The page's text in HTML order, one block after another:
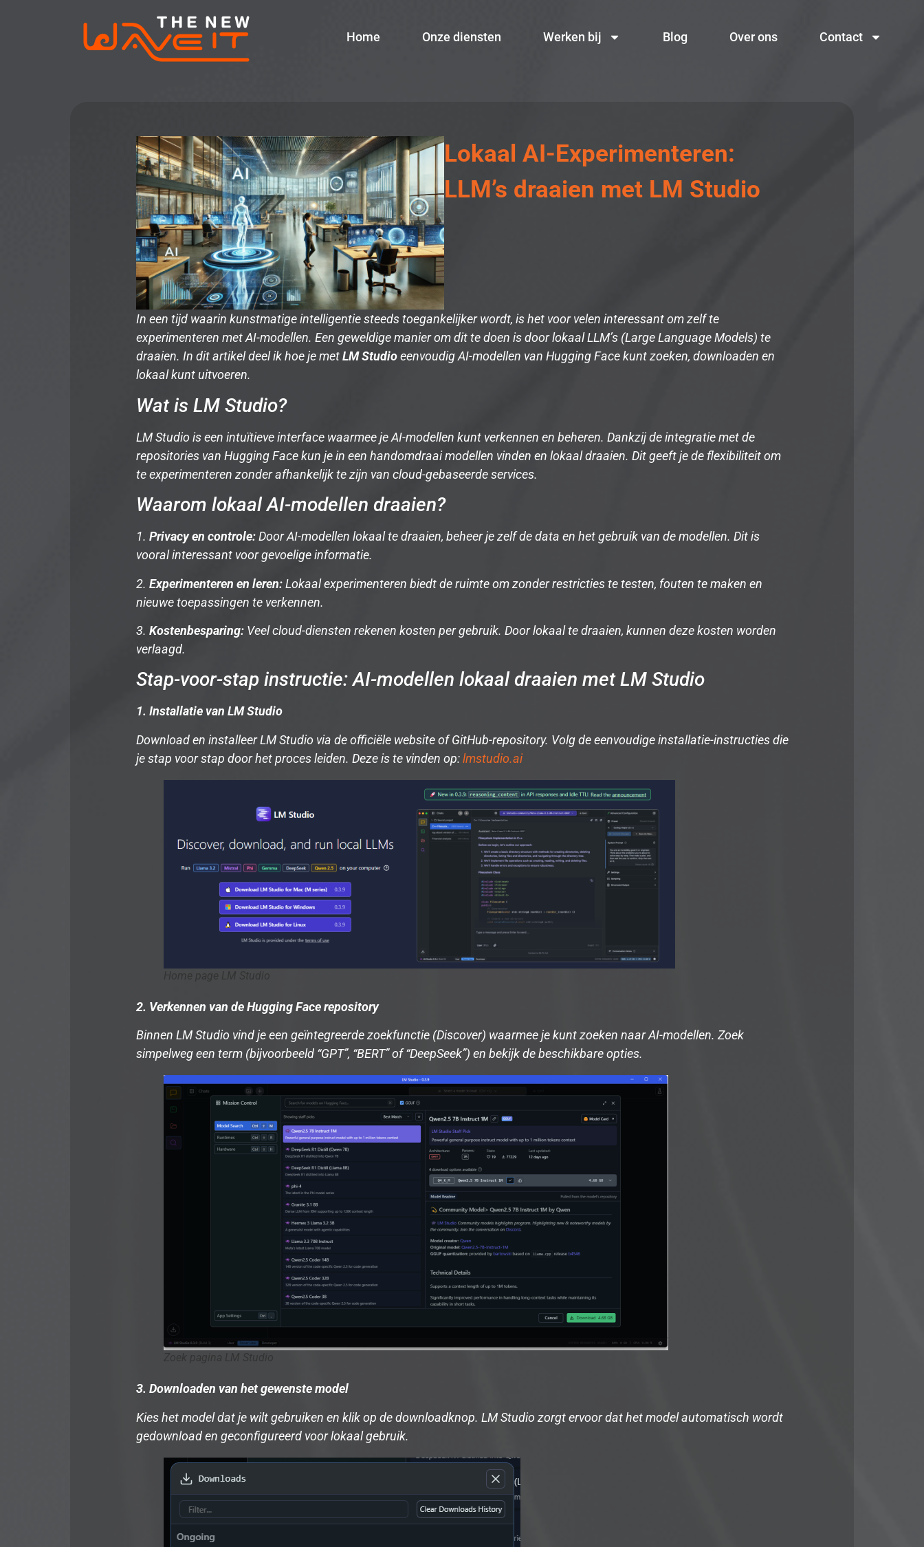
Home Onze diensten Werken bij Blog Over ons Contact
Lokaal AI-Experimenteren:
LLM’s draaien met LM Studio
In een tijd waarin kunstmatige intelligentie steeds toegankelijker wordt, is het voor velen interessant om zelf te
experimenteren met AI-modellen. Een geweldige manier om dit te doen is door lokaal LLM’s (Large Language Models) te
draaien. In dit artikel deel ik hoe je metLM Studioeenvoudig AI-modellen van Hugging Face kunt zoeken, downloaden en
lokaal kunt uitvoeren.
Wat is LM Studio?
LM Studio is een intuïtieve interface waarmee je AI-modellen kunt verkennen en beheren. Dankzij de integratie met de
repositories van Hugging Face kun je in een handomdraai modellen vinden en lokaal draaien. Dit geeft je de flexibiliteit om
te experimenteren zonder afhankelijk te zijn van cloud-gebaseerde services.
Waarom lokaal AI-modellen draaien?
1. Privacy en controle:Door AI-modellen lokaal te draaien, beheer je zelf de data en het gebruik van de modellen. Dit is
vooral interessant voor gevoelige informatie.
2. Experimenteren en leren:Lokaal experimenteren biedt de ruimte om zonder restricties te testen, fouten te maken en
nieuwe toepassingen te verkennen.
3. Kostenbesparing:Veel cloud-diensten rekenen kosten per gebruik. Door lokaal te draaien, kunnen deze kosten worden
verlaagd.
Stap-voor-stap instructie: AI-modellen lokaal draaien met LM Studio
1. Installatie van LM Studio
Download en installeer LM Studio via de officiële website of GitHub-repository. Volg de eenvoudige installatie-instructies die
je stap voor stap door het proces leiden. Deze is te vinden op:lmstudio.ai
Home page LM Studio
2. Verkennen van de Hugging Face repository
Binnen LM Studio vind je een geïntegreerde zoekfunctie (Discover) waarmee je kunt zoeken naar AI-modellen. Zoek
simpelweg een term (bijvoorbeeld “GPT”, “BERT” of “DeepSeek”) en bekijk de beschikbare opties.
Zoek pagina LM Studio
3. Downloaden van het gewenste model
Kies het model dat je wilt gebruiken en klik op de downloadknop. LM Studio zorgt ervoor dat het model automatisch wordt
gedownload en geconfigureerd voor lokaal gebruik.